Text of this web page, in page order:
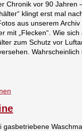
Chronik vor 90 Jahren
klingt erst mal
aus unserem
mit „Flecken“. Wie
zum Schutz vor
Wahrscheinlich
gasbetriebene